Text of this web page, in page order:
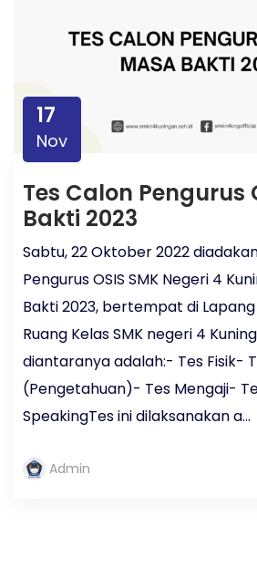
17
Nov
Tes Calon Pengurus
Bakti 2023
Sabtu, 22 Oktober 2022
Pengurus OSIS SMK Negeri 4
Bakti 2023, bertempat di
Ruang Kelas SMK negeri 4
diantaranya adalah:- Tes Fisik-
(Pengetahuan)- Tes Mengaji-
SpeakingTes ini dilaksanakan a...
Admin